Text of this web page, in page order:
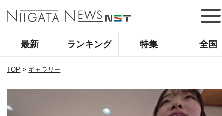
最新 ランキング 特集 全国
TOP > ギャラリー